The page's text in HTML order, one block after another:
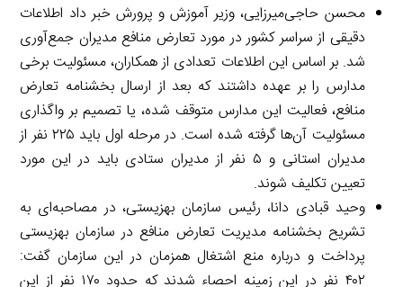
محسن حاجی‌میرزایی، وزیر آموزش و پرورش خبر داد اطلاعات
دقیقی از سراسر کشور در مورد تعارض منافع مدیران جمع‌آوری
شد. بر اساس این اطلاعات تعدادی از همکاران، مسئولیت برخی
مدارس را بر عهده داشتند که بعد از ارسال بخشنامه تعارض
منافع، فعالیت این مدارس متوقف شده، یا تصمیم بر واگذاری
مسئولیت آن‌ها گرفته شده است. در مرحله اول باید ۲۲۵ نفر از
مدیران استانی و ۵ نفر از مدیران ستادی باید در این مورد
تعیین تکلیف شوند.
وحید قبادی دانا، رئیس سازمان بهزیستی، در مصاحبه‌ای به
تشریح بخشنامه مدیریت تعارض منافع در سازمان بهزیستی
پرداخت و درباره منع اشتغال همزمان در این سازمان گفت:
۴۰۲ نفر در این زمینه احصاء شدند که حدود ۱۷۰ نفر از این